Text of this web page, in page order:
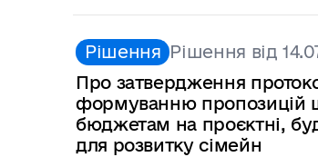
Рішення Рішення від
Про затвердження
формуванню пропозицій
бюджетам на проєктні,
для розвитку сімейн